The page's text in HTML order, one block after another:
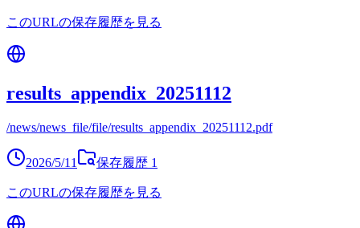
このURLの保存履歴を見る
results_appendix_20251112
/news/news_file/file/results_appendix_20251112.pdf
2026/5/11 保存履歴 1
このURLの保存履歴を見る